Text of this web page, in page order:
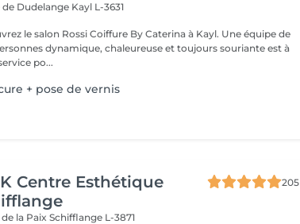
de Dudelange Kayl L-3631
le salon Rossi Coiffure By Caterina à Kayl. Une équipe de
dynamique, chaleureuse et toujours souriante est à
po...
+ pose de vernis
Centre Esthétique
205
de la PaixSchifflange L-3871